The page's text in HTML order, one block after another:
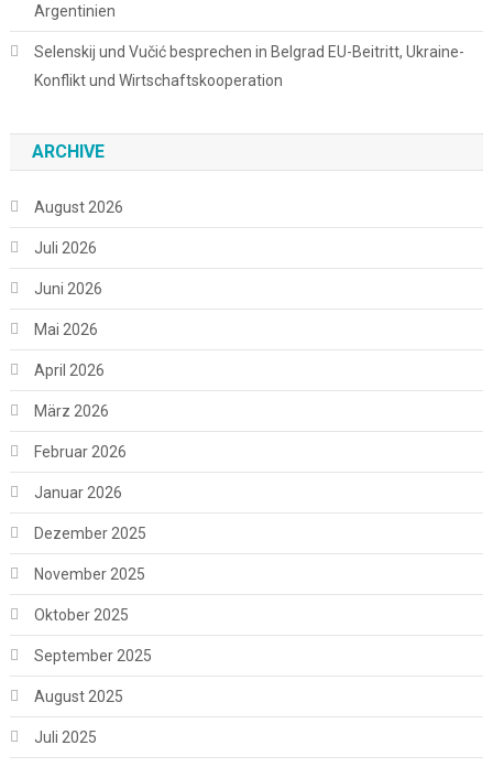
Argentinien
Selenskij und Vučić besprechen in Belgrad EU-Beitritt, Ukraine-
Konflikt und Wirtschaftskooperation
ARCHIVE
August 2026
Juli 2026
Juni 2026
Mai 2026
April 2026
März 2026
Februar 2026
Januar 2026
Dezember 2025
November 2025
Oktober 2025
September 2025
August 2025
Juli 2025